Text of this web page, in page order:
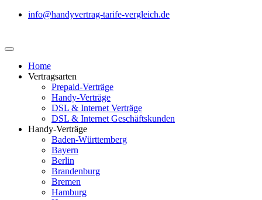
info@handyvertrag-tarife-vergleich.de
Home
Vertragsarten
Prepaid-Verträge
Handy-Verträge
DSL & Internet Verträge
DSL & Internet Geschäftskunden
Handy-Verträge
Baden-Württemberg
Bayern
Berlin
Brandenburg
Bremen
Hamburg